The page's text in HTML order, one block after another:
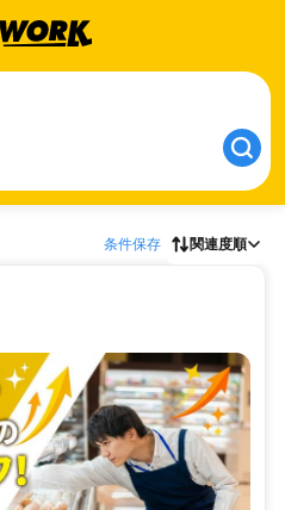
条件保存 関連度順